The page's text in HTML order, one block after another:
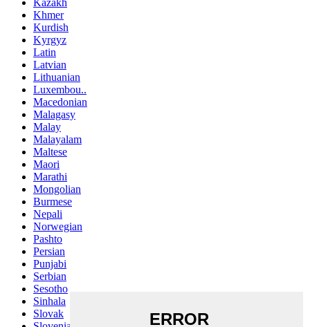
Khmer
Kurdish
Kyrgyz
Latin
Latvian
Lithuanian
Luxembou..
Macedonian
Malagasy
Malay
Malayalam
Maltese
Maori
Marathi
Mongolian
Burmese
Nepali
Norwegian
Pashto
Persian
Punjabi
Serbian
Sesotho
Sinhala
Slovak